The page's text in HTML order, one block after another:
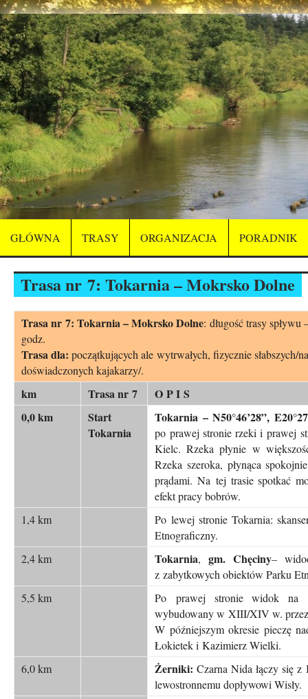
GŁÓWNA TRASY ORGANIZACJA PORADNIK
Trasa nr 7: Tokarnia – Mokrsko Dolne
Trasa nr 7: Tokarnia – Mokrsko Dolne: długość trasy
godz.
Trasa dla: początkujących ale wytrwałych, fizycznie słabszych/
doświadczonych kajakarzy/.
km Trasa nr 7
O P I S
0,0 km
Start
Tokarnia
Tokarnia –N50°46’28”,
po prawej stronie rzeki i prawej
Kielc. Rzeka płynie w
Rzeka szeroka, płynąca
prądami. Na tej trasie spotkać
efekt pracy bobrów.
1,4 km
Po lewej stronie Tokarnia:
Etnograficzny.
2,4 km
Tokarnia,gm. Chęciny–
z zabytkowych obiektów Parku
5,5 km
Po prawej stronie widok na
wybudowany w XIII/XIV w. przez
W późniejszym okresie pieczę
Łokietek i Kazimierz Wielki.
6,0 km
Żerniki: Czarna Nida łączy się
lewostronnemu dopływowi Wisły.